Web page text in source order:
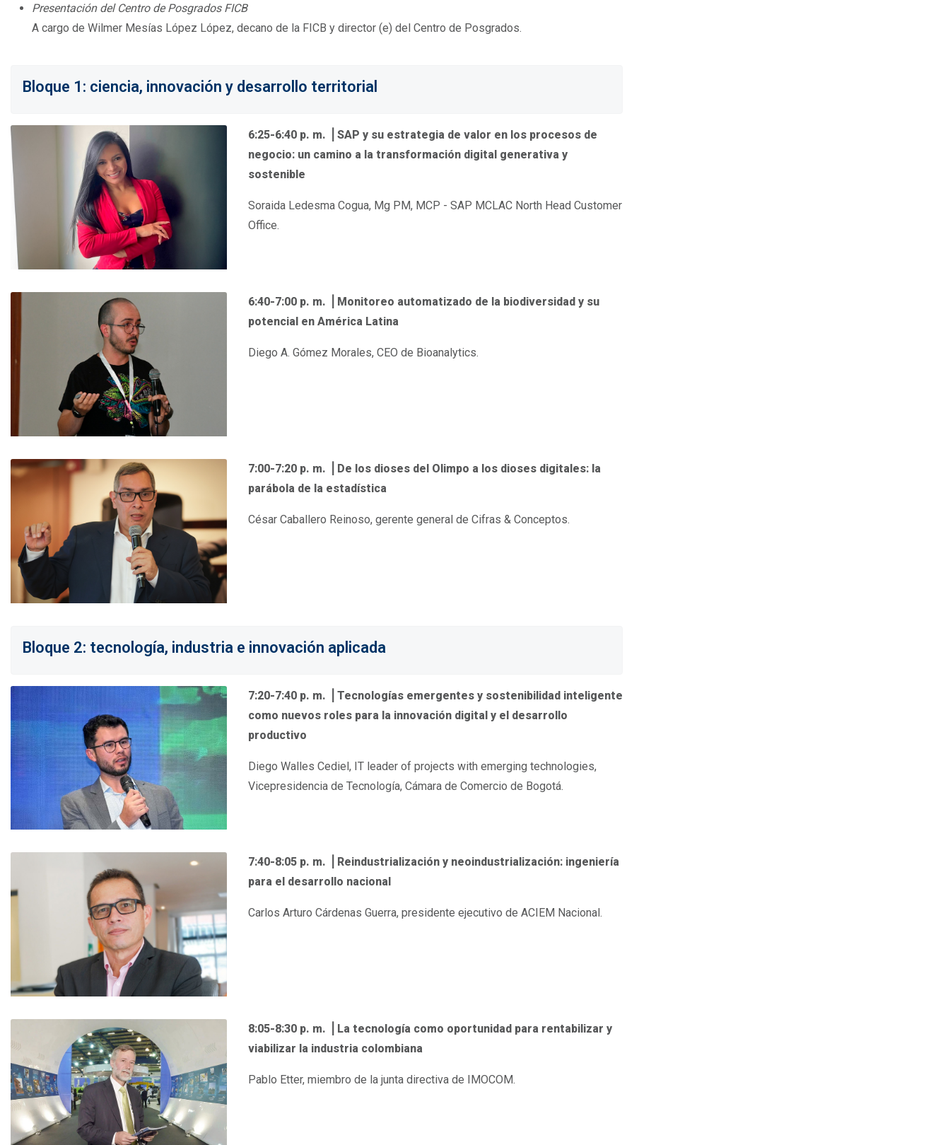
Presentación del Centro de Posgrados FICB
A cargo de Wilmer Mesías López López, decano de la FICB y director (e) del Centro de Posgrados.
Bloque 1: ciencia, innovación y desarrollo territorial
6:25-6:40 p. m. ⎟
SAP y su estrategia de valor en los procesos de
negocio: un camino a la transformación digital generativa y
sostenible
Soraida Ledesma Cogua, Mg PM, MCP - SAP MCLAC North Head Customer
Office.
6:40-7:00 p. m. ⎟ Monitoreo automatizado de la biodiversidad y su
potencial en América Latina
Diego A. Gómez Morales, CEO de Bioanalytics.
7:00-7:20 p. m. ⎟ De los dioses del Olimpo a los dioses digitales: la
parábola de la estadística
César Caballero Reinoso, gerente general de Cifras & Conceptos.
Bloque 2: tecnología, industria e innovación aplicada
7:20-7:40 p. m. ⎟ Tecnologías emergentes y sostenibilidad inteligente
como nuevos roles para la innovación digital y el desarrollo
productivo
Diego Walles Cediel, IT leader of projects with emerging technologies,
Vicepresidencia de Tecnología, Cámara de Comercio de Bogotá.
7:40-8:05 p. m. ⎟ Reindustrialización y neoindustrialización: ingeniería
para el desarrollo nacional
Carlos Arturo Cárdenas Guerra, presidente ejecutivo de ACIEM Nacional.
8:05-8:30 p. m. ⎟ La tecnología como oportunidad para rentabilizar y
viabilizar la industria colombiana
Pablo Etter, miembro de la junta directiva de IMOCOM.